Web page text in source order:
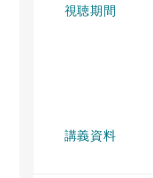
視聴期間
講義資料